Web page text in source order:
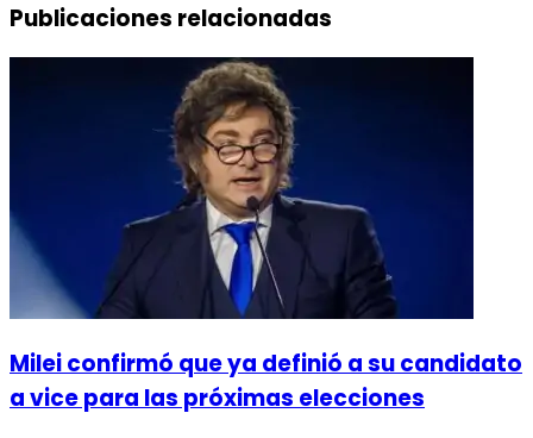
Publicaciones relacionadas
Milei confirmó que ya definió a su candidato
a vice para las próximas elecciones